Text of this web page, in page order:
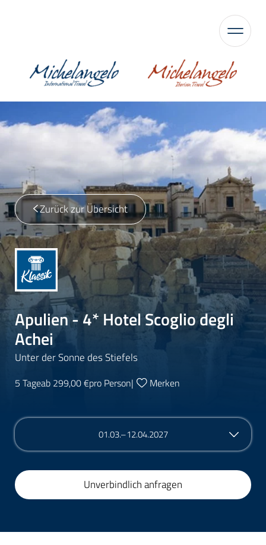
Zurück zur Übersicht
Apulien - 4* Hotel Scoglio degli
Achei
Unter der Sonne des Stiefels
5 Tageab 299,00 €pro Person| Merken
01.03.–12.04.2027
Unverbindlich anfragen